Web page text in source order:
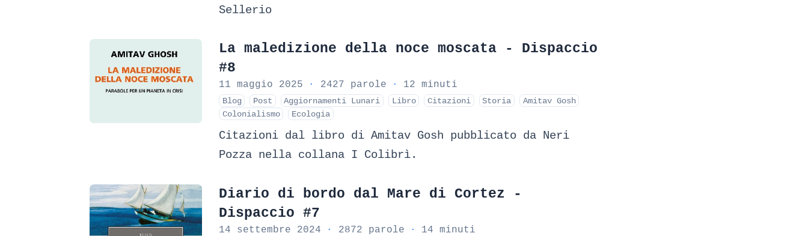
Sellerio
La maledizione della noce moscata - Dispaccio
#8
11 maggio 2025 · 2427 parole · 12 minuti
Blog Post Aggiornamenti Lunari Libro Citazioni Storia
Amitav Gosh
Colonialismo
Ecologia
Citazioni dal libro di Amitav Gosh pubblicato da Neri
Pozza nella collana I Colibrì.
Diario di bordo dal Mare di Cortez -
Dispaccio #7
14 settembre 2024 · 2872 parole · 14 minuti